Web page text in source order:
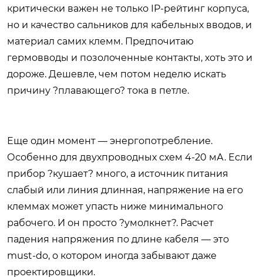
критически важен не только IP-рейтинг корпуса,
но и качество сальников для кабельных вводов, и
материал самих клемм. Предпочитаю
гермовводы и позолоченные контакты, хоть это и
дороже. Дешевле, чем потом неделю искать
причину ?плавающего? тока в петле.
Еще один момент — энергопотребление.
Особенно для двухпроводных схем 4-20 мА. Если
прибор ?кушает? много, а источник питания
слабый или линия длинная, напряжение на его
клеммах может упасть ниже минимального
рабочего. И он просто ?умолкнет?. Расчет
падения напряжения по длине кабеля — это
must-do, о котором иногда забывают даже
проектировщики.